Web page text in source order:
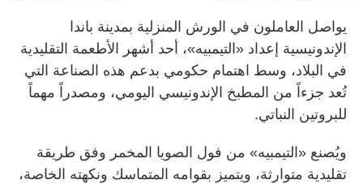
يواصل العاملون في الورش المنزلية بمدينة باندا
الإندونيسية إعداد «التيمبيه»، أحد أشهر الأطعمة التقليدية
في البلاد، وسط اهتمام حكومي بدعم هذه الصناعة التي
تُعد جزءاً من المطبخ الإندونيسي اليومي، ومصدراً مهماً
للبروتين النباتي.
ويُصنع «التيمبيه» من فول الصويا المخمر وفق طريقة
تقليدية متوارثة، ويتميز بقوامه المتماسك ونكهته الخاصة،